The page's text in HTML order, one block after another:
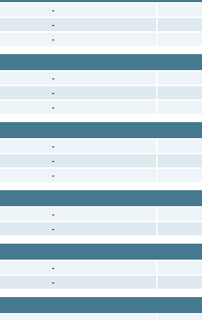
-
-
-
-
-
-
-
-
-
-
-
-
-